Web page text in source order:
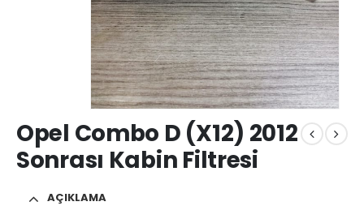
Opel Combo D (X12) 2012
Sonrası Kabin Filtresi
AÇIKLAMA